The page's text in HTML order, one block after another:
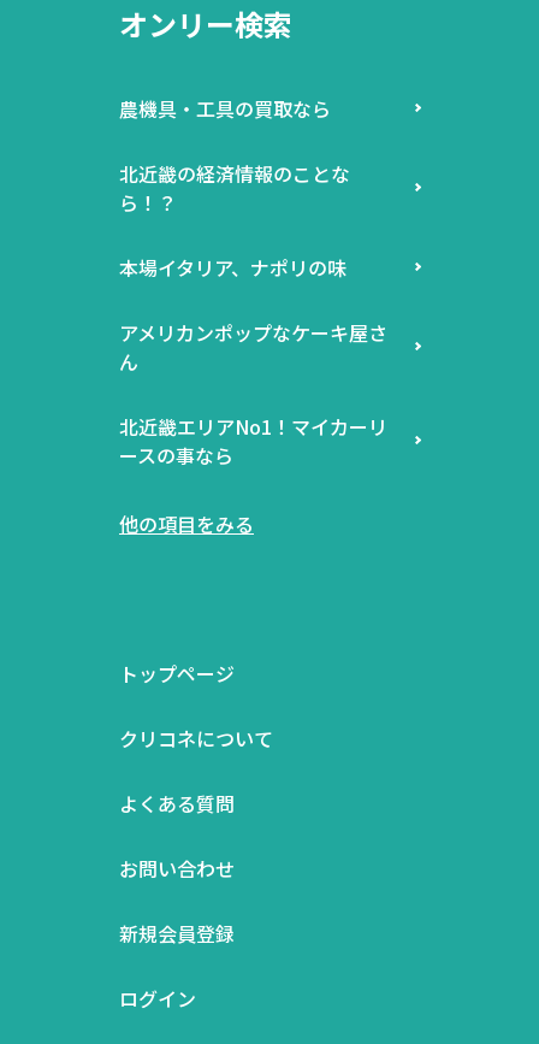
オンリー検索
農機具・工具の買取なら
北近畿の経済情報のことな
ら！？
本場イタリア、ナポリの味
アメリカンポップなケーキ屋さ
ん
北近畿エリアNo1！マイカーリ
ースの事なら
他の項目をみる
トップページ
クリコネについて
よくある質問
お問い合わせ
新規会員登録
ログイン